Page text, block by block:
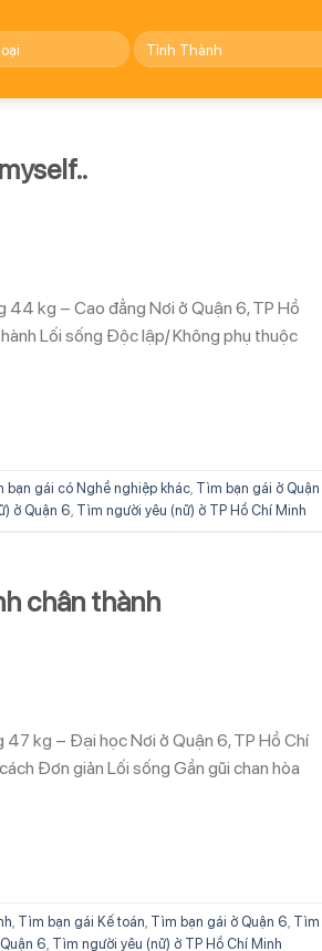
kg – Cao đẳng Nơi ở Quận 6, TP Hồ
Lối sống Độc lập/ Không phụ thuộc
bạn gái có Nghề nghiệp khác Tìm bạn gái ở Quận
ở Quận 6 Tìm người yêu (nữ) ở TP Hồ Chí Minh
chân thành
kg – Đại học Nơi ở Quận 6, TP Hồ Chí
Đơn giản Lối sống Gần gũi chan hòa
Tìm bạn gái Kế toán Tìm bạn gái ở Quận 6 Tìm
6 Tìm người yêu (nữ) ở TP Hồ Chí Minh